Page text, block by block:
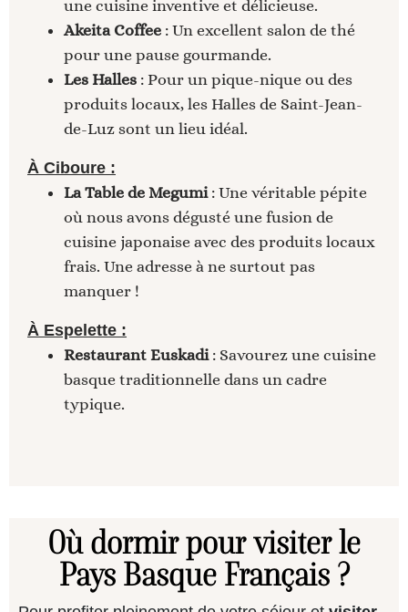
une cuisine inventive et délicieuse.
Akeita Coffee : Un excellent salon de thé
pour une pause gourmande.
Les Halles : Pour un pique-nique ou des
produits locaux, les Halles de Saint-Jean-
de-Luz sont un lieu idéal.
À Ciboure :
La Table de Megumi: Une véritable pépite
où nous avons dégusté une fusion de
cuisine japonaise avec des produits locaux
frais. Une adresse à ne surtout pas
manquer !
À Espelette :
Restaurant Euskadi: Savourez une cuisine
basque traditionnelle dans un cadre
typique.
Où dormir pour visiter le
Pays Basque Français ?